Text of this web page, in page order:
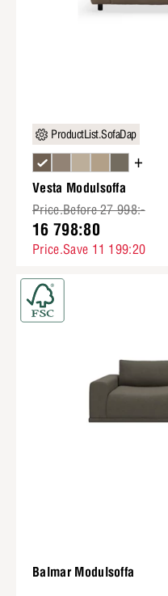
ProductList.SofaDap
+
Vesta Modulsoffa
Price.Before 27 998:-
16 798:80
Price.Save 11 199:20
Balmar Modulsoffa